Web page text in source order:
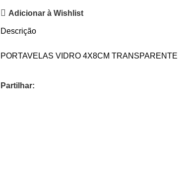
Adicionar à Wishlist
Descrição
PORTAVELAS VIDRO 4X8CM TRANSPARENTE
Partilhar: